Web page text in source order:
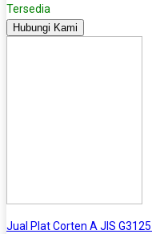
Tersedia
Hubungi Kami
Jual Plat Corten A JIS G3125